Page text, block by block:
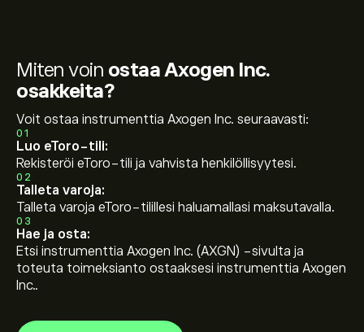
Miten voin ostaa Axogen Inc.
osakkeita?
Voit ostaa instrumenttia Axogen Inc. seuraavasti:
01
Luo eToro-tili:
Rekisteröi eToro-tili ja vahvista henkilöllisyytesi.
02
Talleta varoja:
Talleta varoja eToro-tilillesi haluamallasi maksutavalla.
03
Hae ja osta:
Etsi instrumenttia Axogen Inc. (AXGN) -sivulta ja
toteuta toimeksianto ostaaksesi instrumenttia Axogen
Inc..